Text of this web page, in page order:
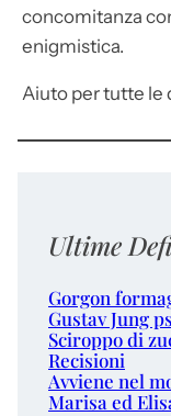
concomitanza
enigmistica.
Aiuto per tutte le
Ultime
Gorgon
Gustav Jung
Sciroppo di
Recisioni
Avviene nel
Marisa ed